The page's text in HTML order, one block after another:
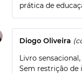
prática de
Diogo Oliveira
Livro
Sem restrição de